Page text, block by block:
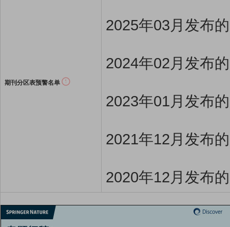
期刊分区表预警名单
2025年03月发布
2024年02月发布
2023年01月发布
2021年12月发布
2020年12月发布